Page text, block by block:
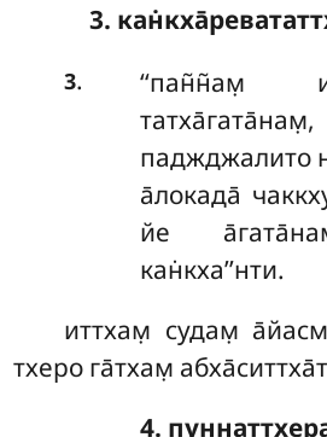
3.
3. ‘‘пан̃н̃ам̣
паджджалито
а̄локада̄
йе
кан̇кха’’нти.
иттхам̣ судам̣
тхеро га̄тхам̣
4.